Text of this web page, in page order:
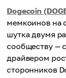
Dogecoin
мемкоинов на
шутка двумя
сообществу —
драйвером
сторонников